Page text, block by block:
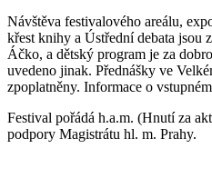
Návštěva festivalového areálu,
křest knihy a Ústřední debata jsou
Áčko, a dětský program je za
uvedeno jinak. Přednášky ve
zpoplatněny. Informace o vstupném
Festival pořádá h.a.m. (Hnutí za
podpory Magistrátu hl. m. Prahy.